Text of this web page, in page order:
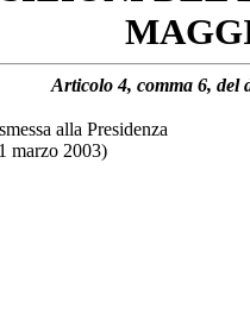
Articolo 4, comma 6, del
alla Presidenza
marzo 2003)